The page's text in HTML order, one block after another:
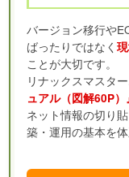
バージョン移行や
ばったりではなく
ことが大切です。
リナックスマスター
ュアル（図解60P）
ネット情報の切り
築・運用の基本を